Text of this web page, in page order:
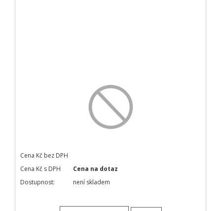
Cena Kč bez DPH
Cena Kč s DPH
Cena na dotaz
Dostupnost:
není skladem